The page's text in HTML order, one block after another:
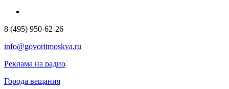
8 (495) 950-62-26
info@govoritmoskva.ru
Реклама на радио
Города вещания